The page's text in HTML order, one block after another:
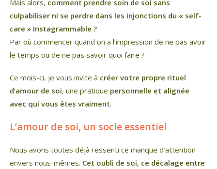
Mais alors, comment prendre soin de soi sans
culpabiliser ni se perdre dans les injonctions du « self-
care » Instagrammable ?
Par où commencer quand on a l’impression de ne pas avoir
le temps ou de ne pas savoir quoi faire ?
Ce mois-ci, je vous invite à créer votre propre rituel
d’amour de soi, une pratique personnelle et alignée
avec qui vous êtes vraiment.
L’amour de soi, un socle essentiel
Nous avons toutes déjà ressenti ce manque d’attention
envers nous-mêmes. Cet oubli de soi, ce décalage entre